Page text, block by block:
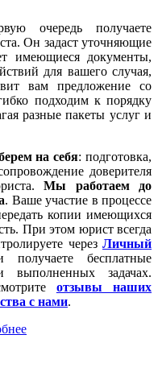
очередь получаете
Он задаст уточняющие
имеющиеся документы,
для вашего случая,
вам предложение со
подходим к порядку
разные пакеты услуг и
на себя: подготовка,
доверителя
Мы работаем
до
. Ваше участие в процессе
копии имеющихся
При этом юрист всегда
через Личный
бесплатные
задачах.
отзывы наших
с нами.